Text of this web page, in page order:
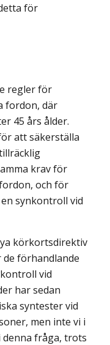
för
regler för
fordon, där
45 års ålder.
att säkerställa
krav för
och för
synkontroll vid
körkortsdirektiv
förhandlande
vid
har sedan
syntester vid
men inte vi i
denna fråga, trots